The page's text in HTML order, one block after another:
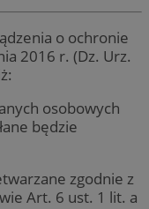
o ochronie
2016 r. (Dz. Urz.
osobowych
będzie
zgodnie z
Art. 6 ust. 1 lit. a